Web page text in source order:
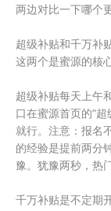
两边对比一下哪个
超级补贴和千万补
这两个是蜜源的核
超级补贴每天上午
口在蜜源首页的”
就行。注意：报名
的经验是提前两分
豫。犹豫两秒，热
千万补贴是不定期